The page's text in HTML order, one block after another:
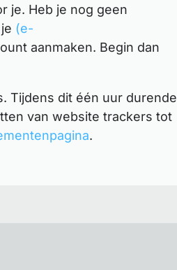
je. Heb je nog geen
(e-
aanmaken. Begin dan
Tijdens dit één uur durende
van website trackers tot
.